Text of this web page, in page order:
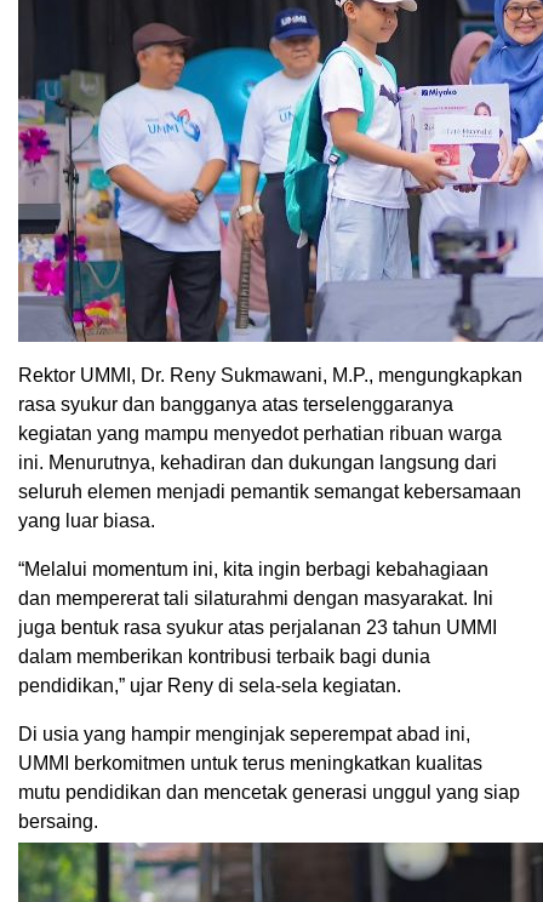
Rektor UMMI, Dr. Reny Sukmawani, M.P., mengungkapkan
rasa syukur dan bangganya atas terselenggaranya
kegiatan yang mampu menyedot perhatian ribuan warga
ini. Menurutnya, kehadiran dan dukungan langsung dari
seluruh elemen menjadi pemantik semangat kebersamaan
yang luar biasa.
“Melalui momentum ini, kita ingin berbagi kebahagiaan
dan mempererat tali silaturahmi dengan masyarakat. Ini
juga bentuk rasa syukur atas perjalanan 23 tahun UMMI
dalam memberikan kontribusi terbaik bagi dunia
pendidikan,” ujar Reny di sela-sela kegiatan.
Di usia yang hampir menginjak seperempat abad ini,
UMMI berkomitmen untuk terus meningkatkan kualitas
mutu pendidikan dan mencetak generasi unggul yang siap
bersaing.